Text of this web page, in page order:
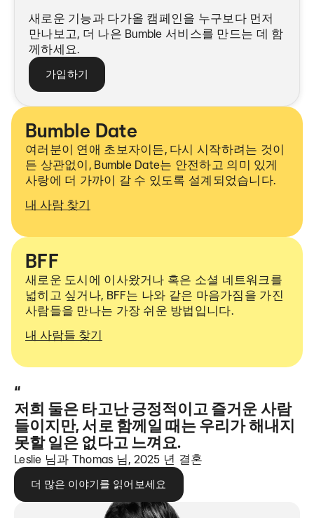
새로운 기능과 다가올 캠페인을 누구보다 먼저
만나보고, 더 나은 Bumble 서비스를 만드는 데 함
께하세요.
가입하기
Bumble Date
여러분이 연애 초보자이든, 다시 시작하려는 것이
든 상관없이, Bumble Date는 안전하고 의미 있게
사랑에 더 가까이 갈 수 있도록 설계되었습니다.
내 사람 찾기
BFF
새로운 도시에 이사왔거나 혹은 소셜 네트워크를
넓히고 싶거나, BFF는 나와 같은 마음가짐을 가진
사람들을 만나는 가장 쉬운 방법입니다.
내 사람들 찾기
“
저희 둘은 타고난 긍정적이고 즐거운 사람
들이지만, 서로 함께일 때는 우리가 해내지
못할 일은 없다고 느껴요.
Leslie 님과 Thomas 님, 2025 년 결혼
더 많은 이야기를 읽어보세요